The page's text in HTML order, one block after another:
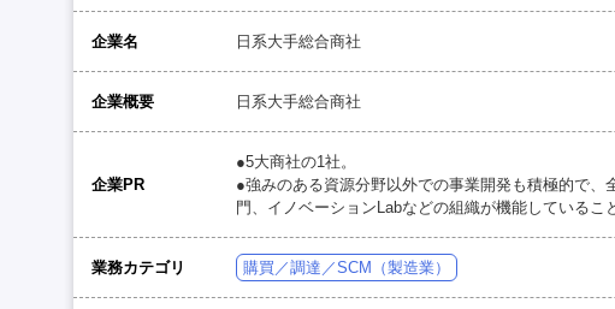
企業名 日系大手総合商社
企業概要 日系大手総合商社
企業PR
●5大商社の1社。
●強みのある資源分野以外での事業開発も積極的で、
門、イノベーションLabなどの組織が機能しているこ
業務カテゴリ 購買／調達／SCM（製造業）